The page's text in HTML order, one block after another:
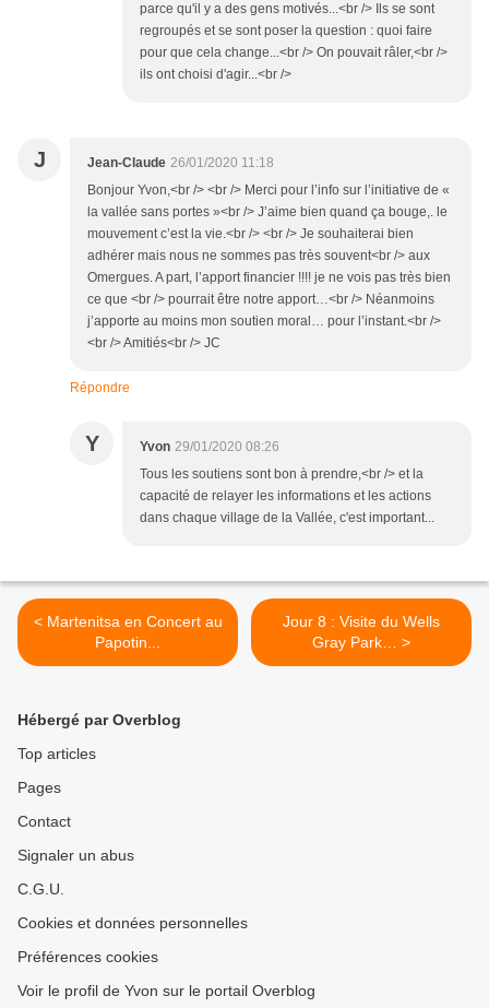
parce qu'il y a des gens motivés...<br /> Ils se sont
regroupés et se sont poser la question : quoi faire
pour que cela change...<br /> On pouvait râler,<br />
ils ont choisi d'agir...<br />
J Jean-Claude 26/01/2020 11:18
Bonjour Yvon,<br /> <br /> Merci pour l’info sur l’initiative de «
la vallée sans portes »<br /> J’aime bien quand ça bouge,. le
mouvement c’est la vie.<br /> <br /> Je souhaiterai bien
adhérer mais nous ne sommes pas très souvent<br /> aux
Omergues. A part, l’apport financier !!!! je ne vois pas très bien
ce que <br /> pourrait être notre apport…<br /> Néanmoins
j’apporte au moins mon soutien moral… pour l’instant.<br />
<br /> Amitiés<br /> JC
Répondre
Y Yvon 29/01/2020 08:26
Tous les soutiens sont bon à prendre,<br /> et la
capacité de relayer les informations et les actions
dans chaque village de la Vallée, c'est important...
< Martenitsa en Concert au
Papotin...
Jour 8 : Visite du Wells
Gray Park… >
Hébergé par Overblog
Top articles
Pages
Contact
Signaler un abus
C.G.U.
Cookies et données personnelles
Préférences cookies
Voir le profil de Yvon sur le portail Overblog